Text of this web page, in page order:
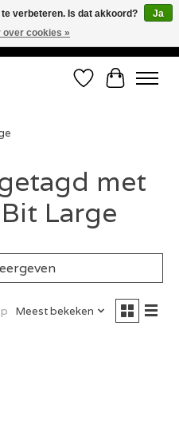
in huis! ✅ Gratis verzenden vanaf
Verlanglijst
met
Large
Meest bekeken
verbeteren. Is dat akkoord?
Ja
over cookies »